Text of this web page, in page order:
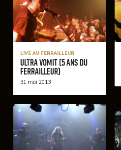
LIVE AU FERRAILLEUR
Ultra Vomit (5 ans du
Ferrailleur)
31 mai 2013